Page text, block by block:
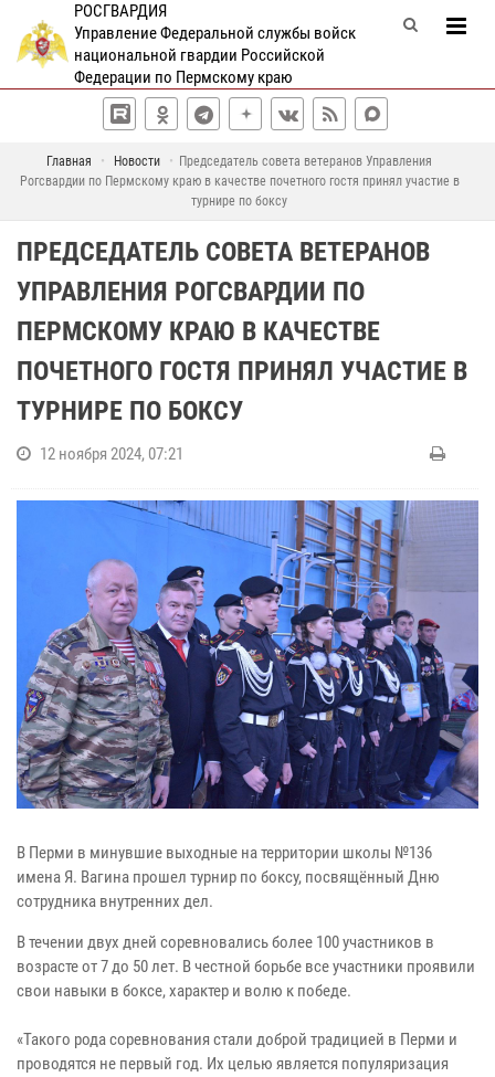
РОСГВАРДИЯ
Управление Федеральной службы войск
национальной гвардии Российской
Федерации по Пермскому краю
Главная Новости
Председатель совета ветеранов Управления
Рогсвардии по Пермскому краю в качестве почетного гостя принял участие в
турнире по боксу
ПРЕДСЕДАТЕЛЬ СОВЕТА ВЕТЕРАНОВ
УПРАВЛЕНИЯ РОГСВАРДИИ ПО
ПЕРМСКОМУ КРАЮ В КАЧЕСТВЕ
ПОЧЕТНОГО ГОСТЯ ПРИНЯЛ УЧАСТИЕ В
ТУРНИРЕ ПО БОКСУ
12 ноября 2024, 07:21
В Перми в минувшие выходные на территории школы №136
имена Я. Вагина прошел турнир по боксу, посвящённый Дню
сотрудника внутренних дел.
В течении двух дней соревновались более 100 участников в
возрасте от 7 до 50 лет. В честной борьбе все участники проявили
свои навыки в боксе, характер и волю к победе.
«Такого рода соревнования стали доброй традицией в Перми и
проводятся не первый год. Их целью является популяризация